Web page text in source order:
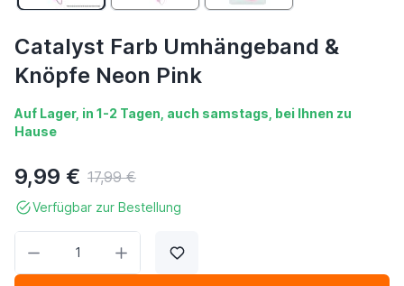
Catalyst Farb Umhängeband &
Knöpfe Neon Pink
Auf Lager, in 1-2 Tagen, auch samstags, bei Ihnen zu
Hause
9,99 € 17,99 €
Verfügbar zur Bestellung